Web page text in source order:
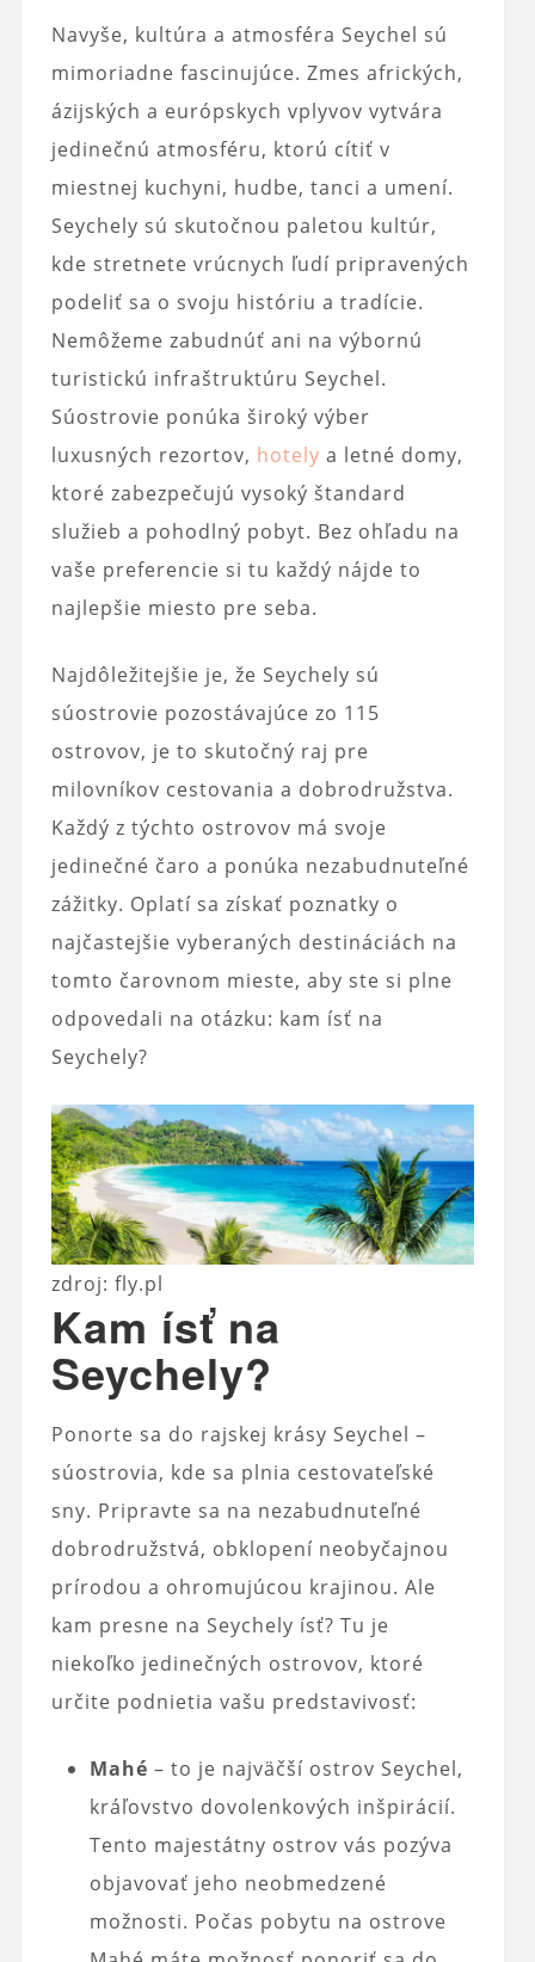
Navyše, kultúra a atmosféra Seychel sú
mimoriadne fascinujúce. Zmes afrických,
ázijských a európskych vplyvov vytvára
jedinečnú atmosféru, ktorú cítiť v
miestnej kuchyni, hudbe, tanci a umení.
Seychely sú skutočnou paletou kultúr,
kde stretnete vrúcnych ľudí pripravených
podeliť sa o svoju históriu a tradície.
Nemôžeme zabudnúť ani na výbornú
turistickú infraštruktúru Seychel.
Súostrovie ponúka široký výber
luxusných rezortov, hotely a letné domy,
ktoré zabezpečujú vysoký štandard
služieb a pohodlný pobyt. Bez ohľadu na
vaše preferencie si tu každý nájde to
najlepšie miesto pre seba.
Najdôležitejšie je, že Seychely sú
súostrovie pozostávajúce zo 115
ostrovov, je to skutočný raj pre
milovníkov cestovania a dobrodružstva.
Každý z týchto ostrovov má svoje
jedinečné čaro a ponúka nezabudnuteľné
zážitky. Oplatí sa získať poznatky o
najčastejšie vyberaných destináciách na
tomto čarovnom mieste, aby ste si plne
odpovedali na otázku: kam ísť na
Seychely?
zdroj: fly.pl
Kam ísť na
Seychely?
Ponorte sa do rajskej krásy Seychel –
súostrovia, kde sa plnia cestovateľské
sny. Pripravte sa na nezabudnuteľné
dobrodružstvá, obklopení neobyčajnou
prírodou a ohromujúcou krajinou. Ale
kam presne na Seychely ísť? Tu je
niekoľko jedinečných ostrovov, ktoré
určite podnietia vašu predstavivosť:
Mahé – to je najväčší ostrov Seychel,
kráľovstvo dovolenkových inšpirácií.
Tento majestátny ostrov vás pozýva
objavovať jeho neobmedzené
možnosti. Počas pobytu na ostrove